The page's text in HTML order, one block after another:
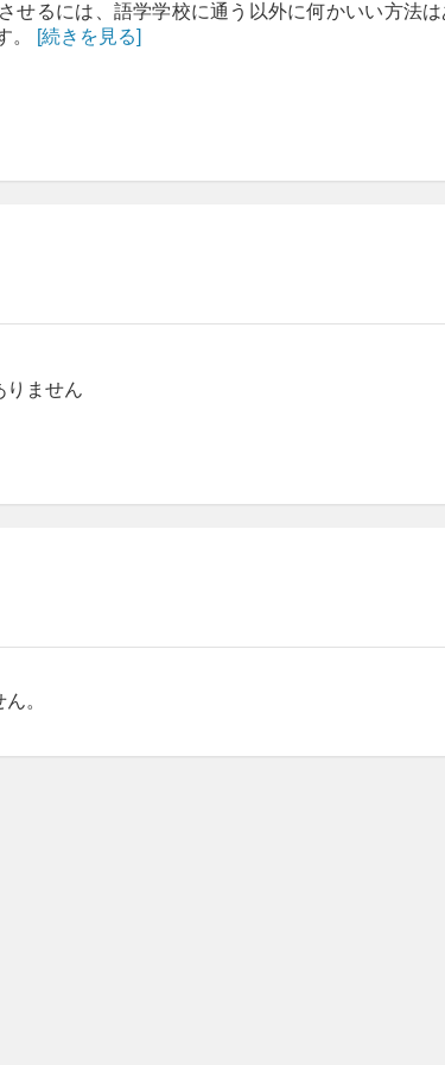
せるには、語学学校に通う以外に何かいい方法
。
[続きを見る]
りません
。